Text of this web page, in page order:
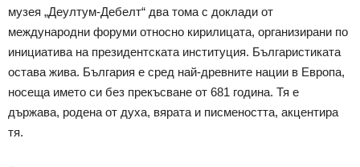
музея „Деултум-Дебелт“ два тома с доклади от
международни форуми относно кирилицата, организирани по
инициатива на президентската институция. Българистиката
остава жива. България е сред най-древните нации в Европа,
носеща името си без прекъсване от 681 година. Тя е
държава, родена от духа, вярата и писмеността, акцентира
тя.